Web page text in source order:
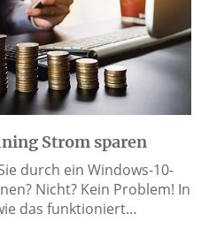
Strom sparen
durch ein Windows-10-
Nicht? Kein Problem! In
das funktioniert…